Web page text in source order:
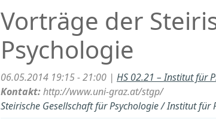
Vorträge der
Psychologie
06.05.2014 19:15 - 21:00 | HS 02.21 – Institut für
Kontakt:http://www.uni-graz.at/stgp/
Steirische Gesellschaft für Psychologie / Institut